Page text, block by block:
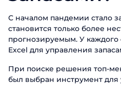
С началом пандемии стало
становится только более
прогнозируемым. У каждого
Excel для управления
При поиске решения топ-
был выбран инструмент для